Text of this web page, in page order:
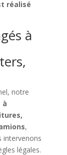
réalisé
à
notre
à
,
intervenons
légales.